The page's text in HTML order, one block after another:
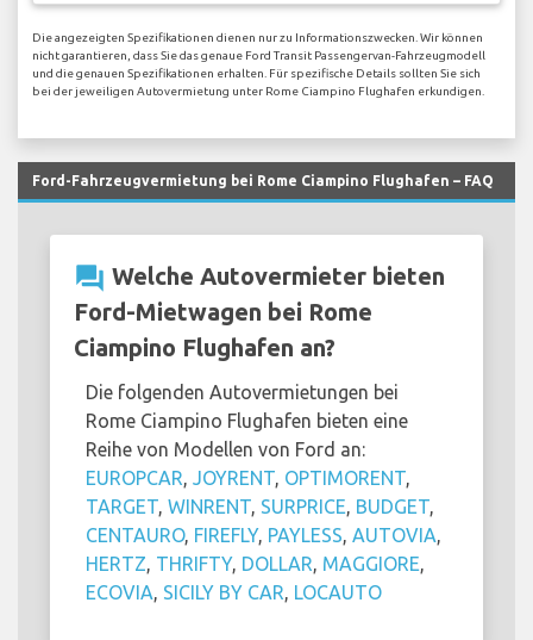
Die angezeigten Spezifikationen dienen nur zu Informationszwecken. Wir können
nicht garantieren, dass Sie das genaue Ford Transit Passengervan-Fahrzeugmodell
und die genauen Spezifikationen erhalten. Für spezifische Details sollten Sie sich
bei der jeweiligen Autovermietung unter Rome Ciampino Flughafen erkundigen.
Ford-Fahrzeugvermietung bei Rome Ciampino Flughafen – FAQ
question_answer Welche Autovermieter bieten
Ford-Mietwagen bei Rome
Ciampino Flughafen an?
Die folgenden Autovermietungen bei
Rome Ciampino Flughafen bieten eine
Reihe von Modellen von Ford an:
EUROPCAR, JOYRENT, OPTIMORENT,
TARGET, WINRENT, SURPRICE, BUDGET,
CENTAURO, FIREFLY, PAYLESS, AUTOVIA,
HERTZ, THRIFTY, DOLLAR, MAGGIORE,
ECOVIA, SICILY BY CAR, LOCAUTO